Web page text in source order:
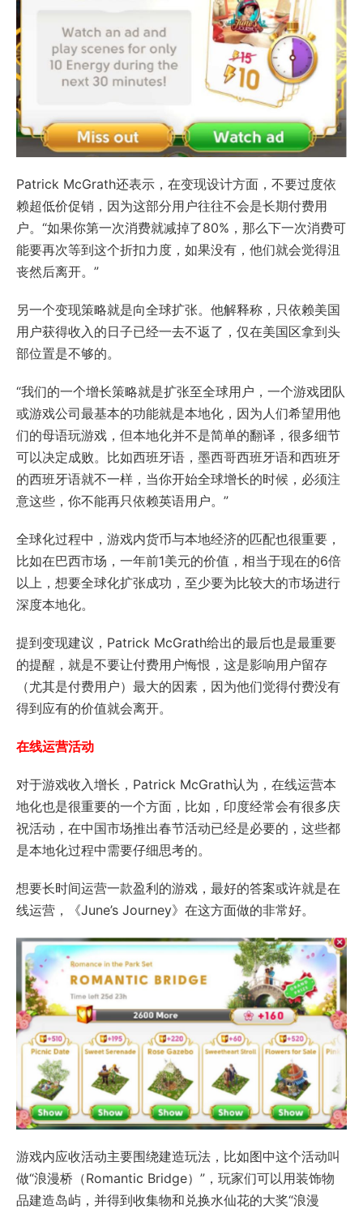
Patrick McGrath还表示，在变现设计方面，不要过度依
赖超低价促销，因为这部分用户往往不会是长期付费用
户。“如果你第一次消费就减掉了80%，那么下一次消费可
能要再次等到这个折扣力度，如果没有，他们就会觉得沮
丧然后离开。”
另一个变现策略就是向全球扩张。他解释称，只依赖美国
用户获得收入的日子已经一去不返了，仅在美国区拿到头
部位置是不够的。
“我们的一个增长策略就是扩张至全球用户，一个游戏团队
或游戏公司最基本的功能就是本地化，因为人们希望用他
们的母语玩游戏，但本地化并不是简单的翻译，很多细节
可以决定成败。比如西班牙语，墨西哥西班牙语和西班牙
的西班牙语就不一样，当你开始全球增长的时候，必须注
意这些，你不能再只依赖英语用户。”
全球化过程中，游戏内货币与本地经济的匹配也很重要，
比如在巴西市场，一年前1美元的价值，相当于现在的6倍
以上，想要全球化扩张成功，至少要为比较大的市场进行
深度本地化。
提到变现建议，Patrick McGrath给出的最后也是最重要
的提醒，就是不要让付费用户悔恨，这是影响用户留存
（尤其是付费用户）最大的因素，因为他们觉得付费没有
得到应有的价值就会离开。
在线运营活动
对于游戏收入增长，Patrick McGrath认为，在线运营本
地化也是很重要的一个方面，比如，印度经常会有很多庆
祝活动，在中国市场推出春节活动已经是必要的，这些都
是本地化过程中需要仔细思考的。
想要长时间运营一款盈利的游戏，最好的答案或许就是在
线运营，《June’s Journey》在这方面做的非常好。
游戏内应收活动主要围绕建造玩法，比如图中这个活动叫
做“浪漫桥（Romantic Bridge）”，玩家们可以用装饰物
品建造岛屿，并得到收集物和兑换水仙花的大奖“浪漫